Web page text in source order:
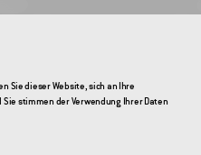
Sie dieser Website, sich an Ihre
stimmen der Verwendung Ihrer Daten